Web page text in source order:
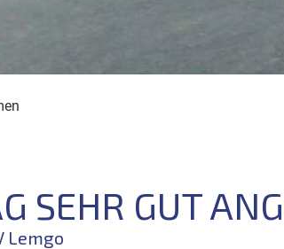
SEHR GUT
Lemgo